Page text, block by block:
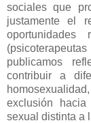
sociales que
justamente el
oportunidades
publicamos
contribuir a
exclusión
sexual distinta a